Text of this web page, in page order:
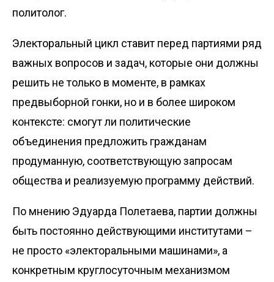
политолог.
Электоральный цикл ставит перед партиями ряд
важных вопросов и задач, которые они должны
решить не только в моменте, в рамках
предвыборной гонки, но и в более широком
контексте: смогут ли политические
объединения предложить гражданам
продуманную, соответствующую запросам
общества и реализуемую программу действий.
По мнению Эдуарда Полетаева, партии должны
быть постоянно действующими институтами –
не просто «электоральными машинами», а
конкретным круглосуточным механизмом